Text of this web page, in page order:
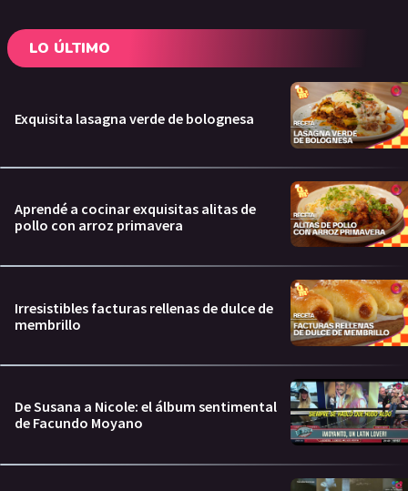
LO ÚLTIMO
Exquisita lasagna verde de bolognesa
Aprendé a cocinar exquisitas alitas de
pollo con arroz primavera
Irresistibles facturas rellenas de dulce de
membrillo
De Susana a Nicole: el álbum sentimental
de Facundo Moyano